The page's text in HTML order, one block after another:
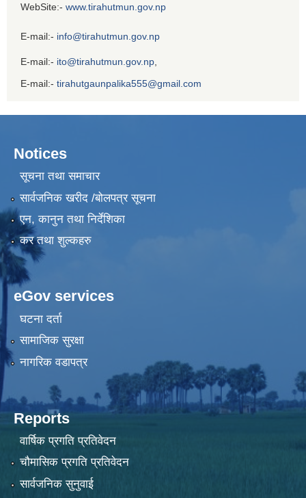
WebSite:- www.tirahutmun.gov.np
E-mail:- info@tirahutmun.gov.np
E-mail:- ito@tirahutmun.gov.np
E-mail:- tirahutgaunpalika555@gmail.com
Notices
सूचना तथा समाचार
सार्वजनिक खरीद /बोलपत्र सूचना
एन, कानुन तथा निर्देशिका
कर तथा शुल्कहरु
eGov services
घटना दर्ता
सामाजिक सुरक्षा
नागरिक वडापत्र
Reports
वार्षिक प्रगति प्रतिवेदन
चौमासिक प्रगति प्रतिवेदन
सार्वजनिक सुनुवाई